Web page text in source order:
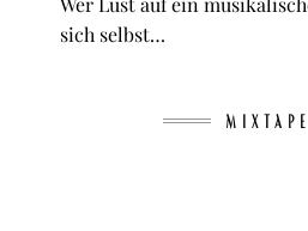
sich selbst…
MIXTAPE